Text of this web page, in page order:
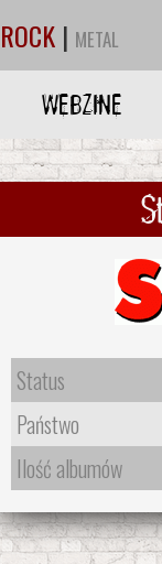
ROCK | METAL
WEBZINE
Status
Państwo
Ilość albumów